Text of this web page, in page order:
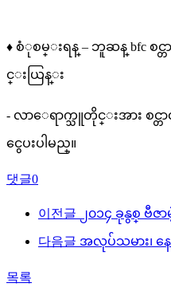
♦ စံုစမ္းရန္ – ဘူဆန္ bfc စင္တာ
င္းယြန္း
- လာေရာက္သူတိုင္းအား စင္တာ
ငွေပးပါမည္။
댓글0
이전글 ၂၀၁၄ ခုနွစ္ ဗီ
다음글 အလုပ်သမား၊ န
목록